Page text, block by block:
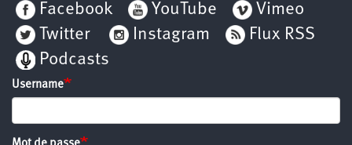
Facebook
YouTube
Vimeo
Twitter
Instagram
Flux RSS
Podcasts
Username